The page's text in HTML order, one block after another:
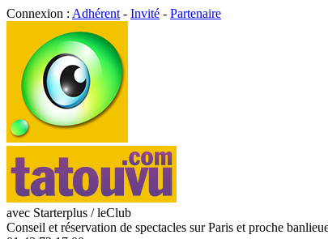
Connexion : Adhérent - Invité - Partenaire
avec Starterplus / leClub
Conseil et réservation de spectacles sur Paris et proche